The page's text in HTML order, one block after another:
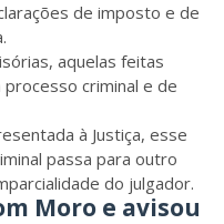
de imposto e de
aquelas feitas
criminal e de
à Justiça, esse
passa para outro
do julgador.
Moro e avisou